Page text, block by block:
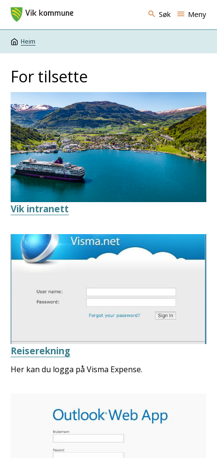
Vik kommune Søk Meny
Du er her:
Heim
For tilsette
Vik intranett
Reiserekning
Her kan du logga på Visma Expense.